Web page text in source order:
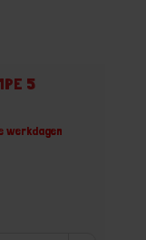
5
werkdagen